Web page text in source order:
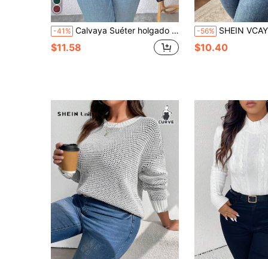
-41% Calvaya Suéter holgado de punto calado de cuello redondo y hombros caídos en unicolor para mujer de talla grande, para otoño e invierno
$11.58
-56% SHEIN VCAY Suéter informal de talla
$10.40